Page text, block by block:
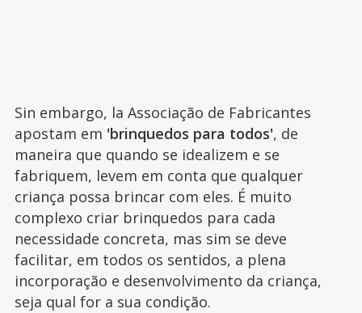
Sin embargo, la Associação de Fabricantes
apostam em 'brinquedos para todos', de
maneira que quando se idealizem e se
fabriquem, levem em conta que qualquer
criança possa brincar com eles. É muito
complexo criar brinquedos para cada
necessidade concreta, mas sim se deve
facilitar, em todos os sentidos, a plena
incorporação e desenvolvimento da criança,
seja qual for a sua condição.